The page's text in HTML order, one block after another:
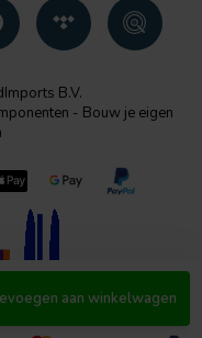
aan winkelwagen
B.V.
- Bouw je eigen